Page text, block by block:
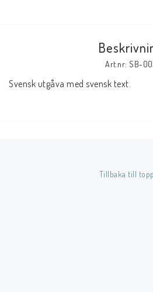
Kontaktformulär
Betala enkelt i förskott till konto i
Art.nr: SB-
Svensk utgåva med svensk text.
Tillbaka till